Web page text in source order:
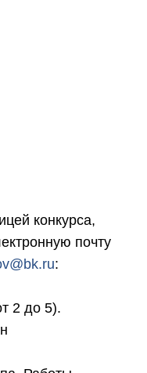
конкурса,
почту
:
2 до 5).